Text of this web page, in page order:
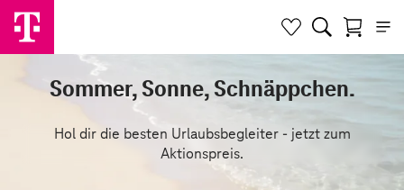
Sommer, Sonne, Schnäppchen.
Hol dir die besten Urlaubsbegleiter - jetzt zum
Aktionspreis.